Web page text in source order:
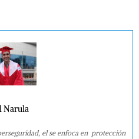
Narula
el se enfoca en protección